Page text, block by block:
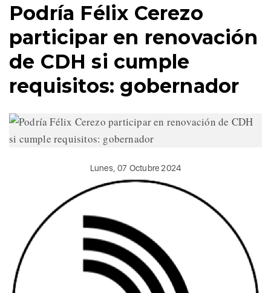
Podría Félix Cerezo
participar en renovación
de CDH si cumple
requisitos: gobernador
Lunes, 07 Octubre 2024